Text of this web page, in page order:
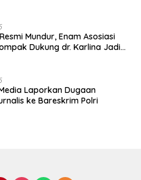
Mundur, Enam Asosiasi
Dukung dr. Karlina Jadi
Laporkan Dugaan
ke Bareskrim Polri